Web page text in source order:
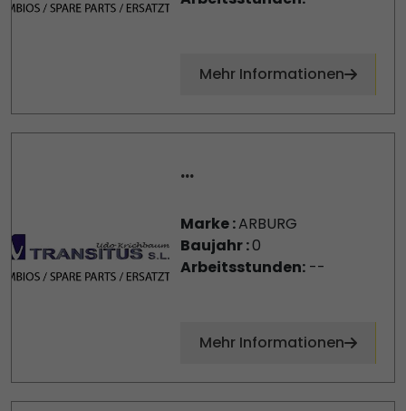
Mehr Informationen
...
Marke :ARBURG
Baujahr :0
Arbeitsstunden:--
Mehr Informationen